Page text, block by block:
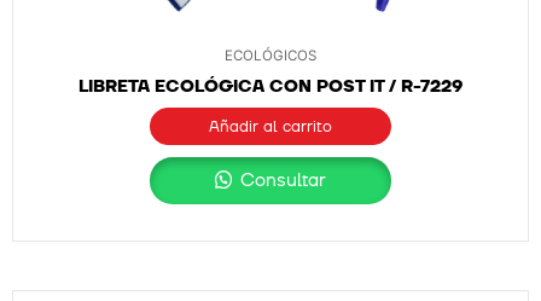
ECOLÓGICOS
LIBRETA ECOLÓGICA CON POST IT / R-7229
Añadir al carrito
Consultar